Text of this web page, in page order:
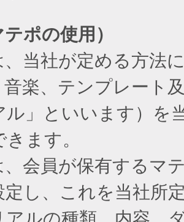
ポの使用）
当社が定める方法
楽、テンプレート
ル」といいます）
ます。
会員が保有するマ
定し、これを当社所